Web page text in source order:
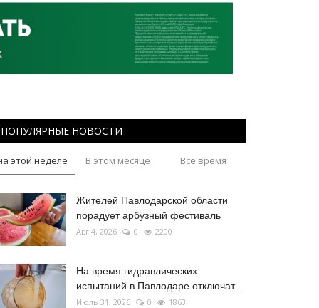
ПОПУЛЯРНЫЕ НОВОСТИ
этой неделе В этом месяце Все время
Жителей Павлодарской области
порадует арбузный фестиваль
Авг 4, 2026 0 2200
На время гидравлических
испытаний в Павлодаре отключат...
Июль 31, 2026 0 1863